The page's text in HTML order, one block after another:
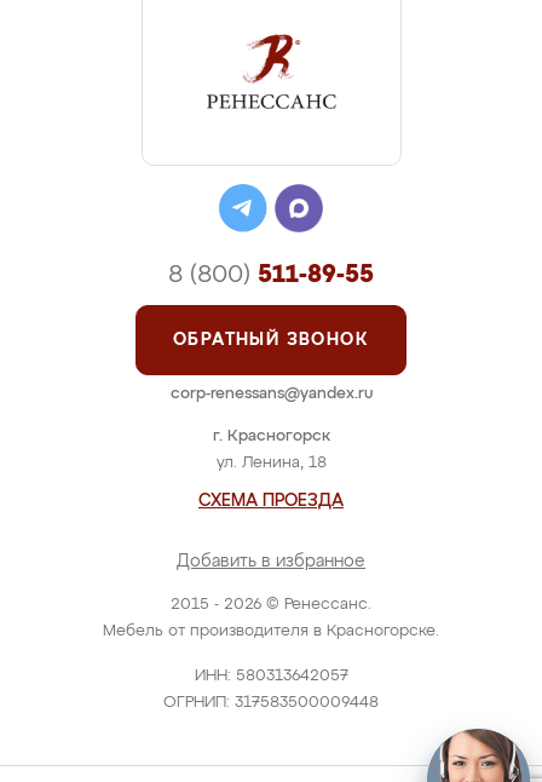
2015 - 2026 © Ренессанс.
Мебель от производителя в Красногорске.
ИНН: 580313642057
ОГРНИП: 317583500009448
г. Красногорск
ул. Ленина, 18
СХЕМА ПРОЕЗДА
Добавить в избранное
8 (800) 511-89-55
ОБРАТНЫЙ ЗВОНОК
corp-renessans@yandex.ru